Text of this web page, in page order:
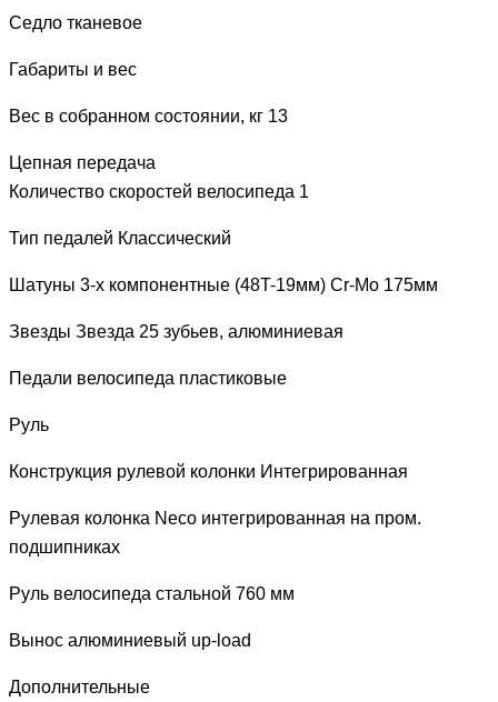
Седло тканевое
Габариты и вес
Вес в собранном состоянии, кг 13
Цепная передача
Количество скоростей велосипеда 1
Тип педалей Классический
Шатуны 3-х компонентные (48T-19мм) Cr-Mo 175мм
Звезды Звезда 25 зубьев, алюминиевая
Педали велосипеда пластиковые
Руль
Конструкция рулевой колонки Интегрированная
Рулевая колонка Neco интегрированная на пром.
подшипниках
Руль велосипеда стальной 760 мм
Вынос алюминиевый up-load
Дополнительные